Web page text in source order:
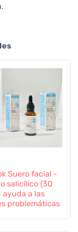
Suero facial -
salicílico (30
ayuda a las
problemáticas